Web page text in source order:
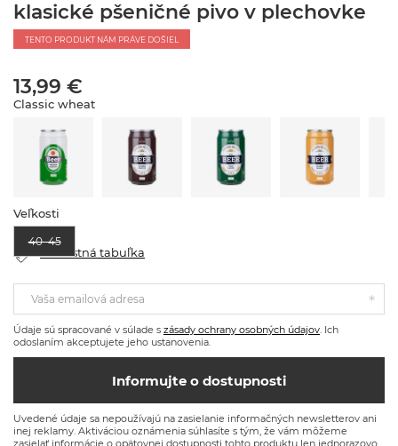
klasické pšeničné pivo v plechovke
TENTO PRODUKT NÁM PRÁVE DOŠIEL
13,99 €
Classic wheat
Veľkosti
40–45
Veľkostná tabuľka
Vaša emailová adresa
Údaje sú spracované v súlade s zásady ochrany osobných údajov. Ich
odoslaním akceptujete jeho ustanovenia.
Informujte o dostupnosti
Uvedené údaje sa nepoužívajú na zasielanie informačných newsletterov ani
inej reklamy. Aktiváciou oznámenia súhlasíte s tým, že vám môžeme
zasielať informácie o opätovnej dostupnosti tohto produktu len jednorazovo.